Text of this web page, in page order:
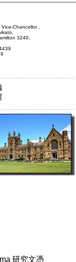
Chancellor ,
3240,
研究文憑